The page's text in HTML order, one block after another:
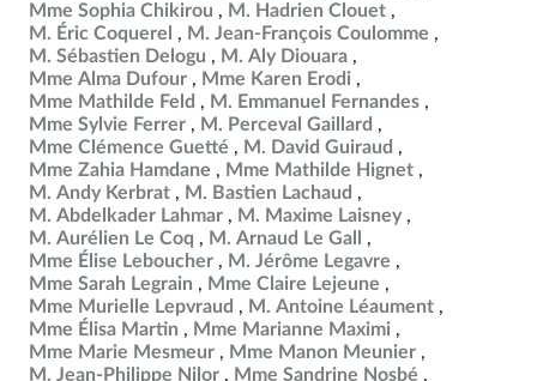
Mme Sophia Chikirou
M. Hadrien Clouet
M. Éric Coquerel
M. Jean-François Coulomme
M. Sébastien Delogu
M. Aly Diouara
Mme Alma Dufour
Mme Karen Erodi
Mme Mathilde Feld
M. Emmanuel Fernandes
Mme Sylvie Ferrer
M. Perceval Gaillard
Mme Clémence Guetté
M. David Guiraud
Mme Zahia Hamdane
Mme Mathilde Hignet
M. Andy Kerbrat
M. Bastien Lachaud
M. Abdelkader Lahmar
M. Maxime Laisney
M. Aurélien Le Coq
M. Arnaud Le Gall
Mme Élise Leboucher
M. Jérôme Legavre
Mme Sarah Legrain
Mme Claire Lejeune
Mme Murielle Lepvraud
M. Antoine Léaument
Mme Élisa Martin
Mme Marianne Maximi
Mme Marie Mesmeur
Mme Manon Meunier
M. Jean-Philippe Nilor
Mme Sandrine Nosbé